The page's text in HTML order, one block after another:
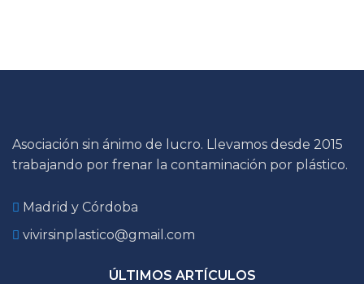
Asociación sin ánimo de lucro. Llevamos desde 2015
trabajando por frenar la contaminación por plástico.
Madrid y Córdoba
vivirsinplastico@gmail.com
ÚLTIMOS ARTÍCULOS